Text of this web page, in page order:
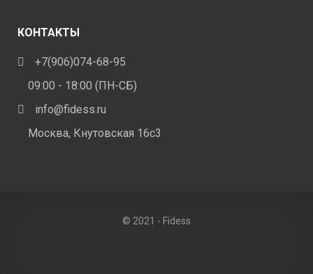
КОНТАКТЫ
+7(906)074-68-95
09:00 - 18:00 (ПН-СБ)
info@fidess.ru
Москва, Кнутовская 16с3
© 2021 - Fidess